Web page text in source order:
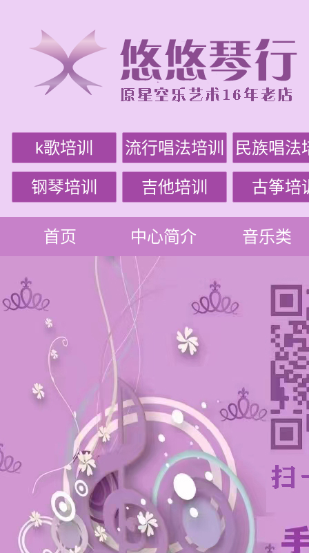
k歌培训 流行唱法培训 民族唱法
钢琴培训 吉他培训 古筝培
首页 中心简介 音乐类